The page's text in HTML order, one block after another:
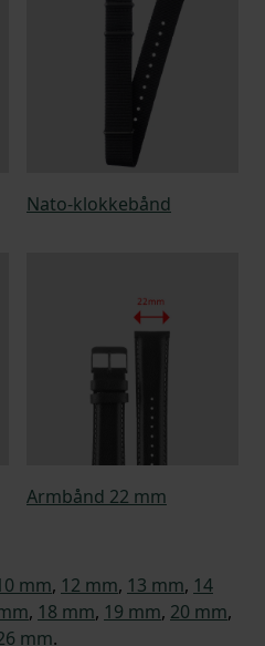
Nato-klokkebånd
Armbånd 22 mm
mm, 12 mm, 13 mm, 14
, 18 mm, 19 mm, 20 mm,
mm.